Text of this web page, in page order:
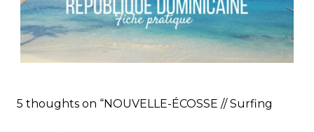
RÉPUBLIQUE DOMINICAINE // FICHE
Blog,Bons plans
5 thoughts on “NOUVELLE-ÉCOSSE // Surfing